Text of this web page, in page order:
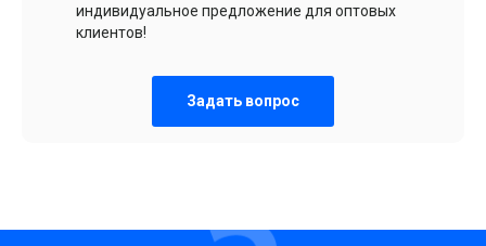
индивидуальное предложение для оптовых
клиентов!
Задать вопрос